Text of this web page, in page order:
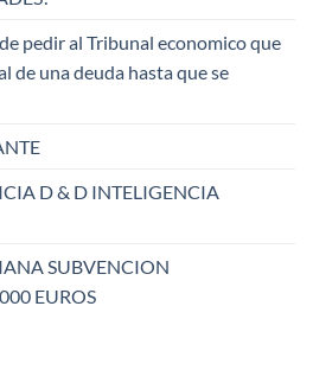
pedir al Tribunal economico que
de una deuda hasta que se
D & D INTELIGENCIA
SUBVENCION
EUROS